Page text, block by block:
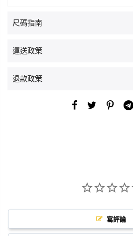
尺碼指南
運送政策
退款政策
寫評論